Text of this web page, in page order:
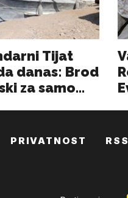
PRIVATNOST RSS